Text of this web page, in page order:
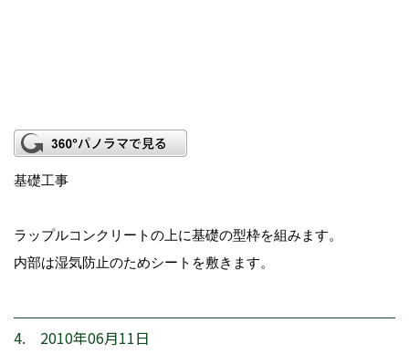
基礎工事
ラップルコンクリートの上に基礎の型枠を組みます。
内部は湿気防止のためシートを敷きます。
4. 2010年06月11日